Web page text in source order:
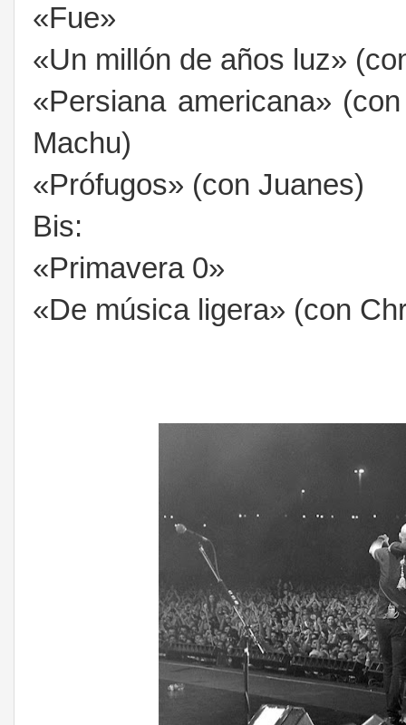
«Fue»
«Un millón de años luz»
«Persiana americana»
Machu)
«Prófugos» (con Juanes)
Bis:
«Primavera 0»
«De música ligera» (con